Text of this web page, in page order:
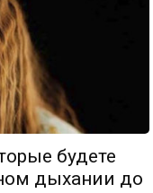
будете
дыхании до